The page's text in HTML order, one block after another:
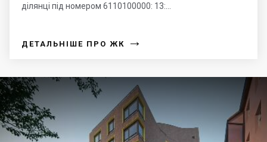
ділянці під номером 6110100000: 13:...
ДЕТАЛЬНІШЕ ПРО ЖК →